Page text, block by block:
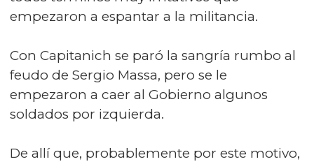
empezaron a espantar a la militancia.
Con Capitanich se paró la sangría rumbo al
feudo de Sergio Massa, pero se le
empezaron a caer al Gobierno algunos
soldados por izquierda.
De allí que, probablemente por este motivo,